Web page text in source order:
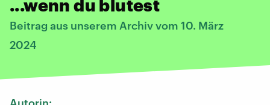
...wenn du blutest
Beitrag aus unserem Archiv vom 10. März
2024